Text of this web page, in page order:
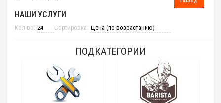
НАШИ УСЛУГИ
Кол-во: Сортировка:
ПОДКАТЕГОРИИ